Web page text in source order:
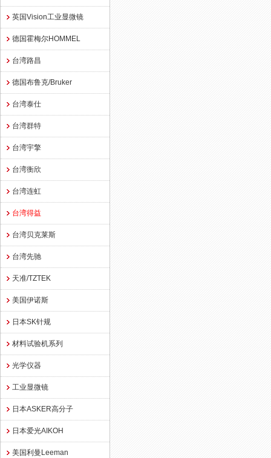
英国Vision工业显微镜
德国霍梅尔HOMMEL
台湾路昌
德国布鲁克/Bruker
台湾泰仕
台湾群特
台湾宇擎
台湾衡欣
台湾连虹
台湾得益
台湾贝克莱斯
台湾先驰
天准/TZTEK
美国伊诺斯
日本SK针规
材料试验机系列
光学仪器
工业显微镜
日本ASKER高分子
日本爱光AIKOH
美国利曼Leeman